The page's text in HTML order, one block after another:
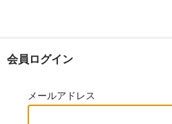
ホーム
会員ログイン
メールアドレス